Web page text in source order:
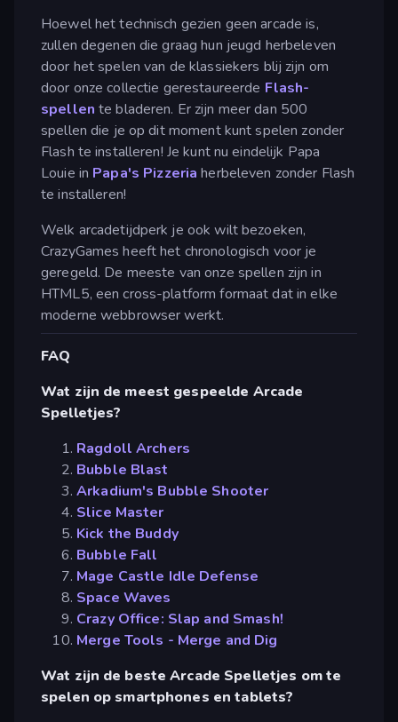
Hoewel het technisch gezien geen arcade is,
zullen degenen die graag hun jeugd herbeleven
door het spelen van de klassiekers blij zijn om
door onze collectie gerestaureerde Flash-
spellen te bladeren. Er zijn meer dan 500
spellen die je op dit moment kunt spelen zonder
Flash te installeren! Je kunt nu eindelijk Papa
Louie in Papa's Pizzeriaherbeleven zonder Flash
te installeren!
Welk arcadetijdperk je ook wilt bezoeken,
CrazyGames heeft het chronologisch voor je
geregeld. De meeste van onze spellen zijn in
HTML5, een cross-platform formaat dat in elke
moderne webbrowser werkt.
FAQ
Wat zijn de meest gespeelde Arcade
Spelletjes?
Ragdoll Archers
Bubble Blast
Arkadium's Bubble Shooter
Slice Master
Kick the Buddy
Bubble Fall
Mage Castle Idle Defense
Space Waves
Crazy Office: Slap and Smash!
Merge Tools - Merge and Dig
Wat zijn de beste Arcade Spelletjes om te
spelen op smartphones en tablets?